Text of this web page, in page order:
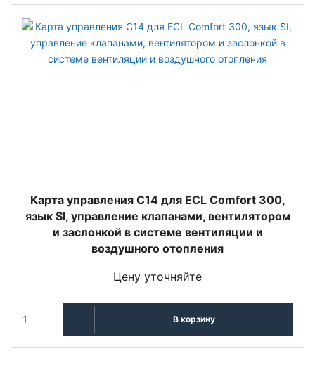
Карта управления C14 для ECL Comfort 300,
язык SI, управление клапанами, вентилятором
и заслонкой в системе вентиляции и
воздушного отопления
Цену уточняйте
В корзину